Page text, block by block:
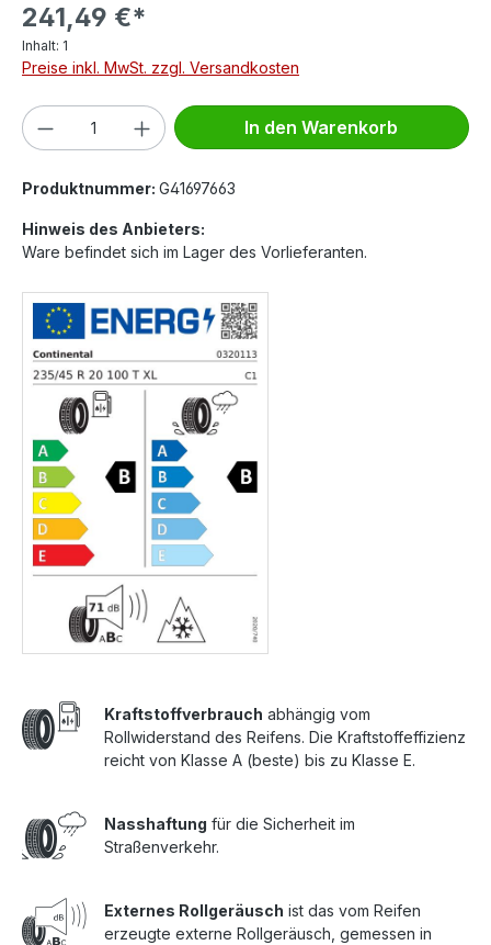
241,49 €*
Inhalt: 1
Preise inkl. MwSt. zzgl. Versandkosten
Produkt Anzahl: Gib den gewünschten
In den Warenkorb
Produktnummer: G41697663
Hinweis des Anbieters:
Ware befindet sich im Lager des Vorlieferanten.
Kraftstoffverbrauch abhängig vom
Rollwiderstand des Reifens. Die Kraftstoffeffizienz
reicht von Klasse A (beste) bis zu Klasse E.
Nasshaftung für die Sicherheit im
Straßenverkehr.
Externes Rollgeräusch ist das vom Reifen
erzeugte externe Rollgeräusch, gemessen in